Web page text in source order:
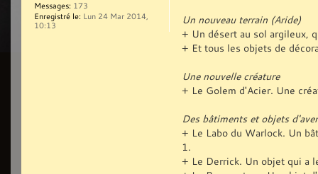
Un nouveau terrain (Aride)
+ Un désert au sol argileux,
+ Et tous les objets de
Une nouvelle créature
+ Le Golem d'Acier. Une
Des bâtiments et objets
+ Le Labo du Warlock. Un
1.
+ Le Derrick. Un objet qui a
Messages: 173
Enregistré le: Lun 24 Mar 2014,
10:13